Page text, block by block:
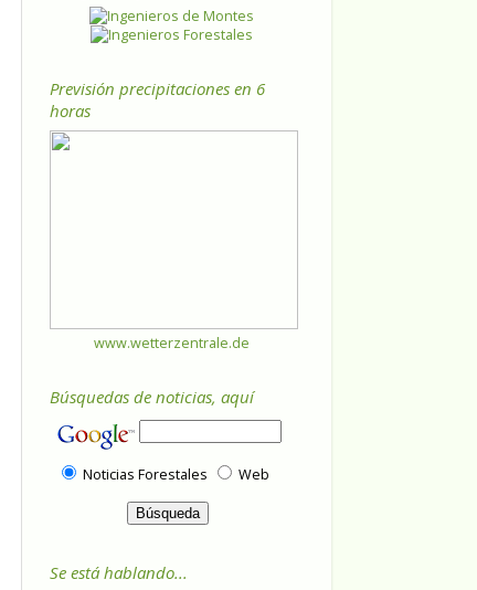
Previsión precipitaciones en 6
horas
www.wetterzentrale.de
Búsquedas de noticias, aquí
Noticias Forestales Web
Se está hablando...